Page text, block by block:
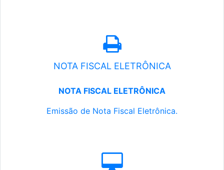
NOTA FISCAL ELETRÔNICA
NOTA FISCAL ELETRÔNICA
Emissão de Nota Fiscal Eletrônica.